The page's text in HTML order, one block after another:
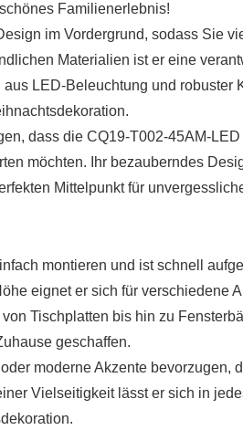
Familienerlebnis!
im Vordergrund, sodass Sie
Materialien ist er eine
LED-Beleuchtung und robuster
dass die CQ19-T002-45AM-
möchten. Ihr bezauberndes
Mittelpunkt für
montieren und ist schnell
eignet er sich für verschiedene
Tischplatten bis hin zu
geschaffen.
moderne Akzente bevorzugen,
Vielseitigkeit lässt er sich in